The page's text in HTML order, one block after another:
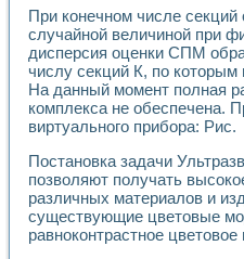
Автоматизация
Применение
Исследование
Стенд для
Автоматизация
Измерительный
Моделирование
Лабораторные
Автоматизация
Виртуальный
Использование
При конечном числе
случайной величиной при
дисперсия оценки СПМ
числу секций К, по которым
На данный момент полная
комплекса не обеспечена.
виртуального прибора: Рис.
Постановка задачи
позволяют получать
различных материалов и
существующие цветовые
равноконтрастное цветовое